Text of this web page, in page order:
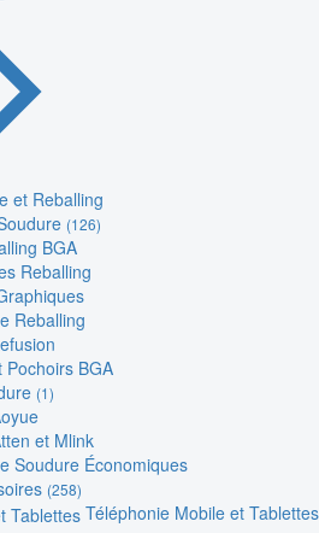
et Reballing
(126)
BGA
Reballing
Reballing
Pochoirs BGA
(1)
et Mlink
Soudure Économiques
(258)
Téléphonie Mobile et Tablettes